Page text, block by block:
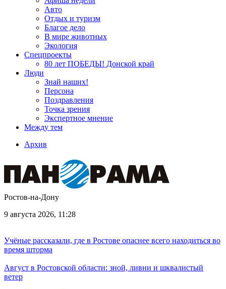
Авто
Отдых и туризм
Благое дело
В мире животных
Экология
Спецпроекты
80 лет ПОБЕДЫ! Донской край
Люди
Знай наших!
Персона
Поздравления
Точка зрения
Экспертное мнение
Между тем
Архив
Ростов-на-Дону
9 августа 2026, 11:28
Учёные рассказали, где в Ростове опаснее всего находиться во
время шторма
Август в Ростовской области: зной, ливни и шквалистый
ветер